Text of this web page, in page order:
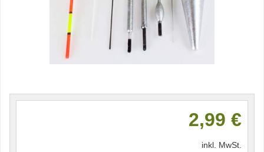
2,99 €
inkl. MwSt.